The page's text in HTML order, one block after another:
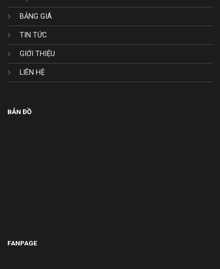
BẢNG GIÁ
TIN TỨC
GIỚI THIỆU
LIÊN HỆ
BẢN ĐỒ
FANPAGE